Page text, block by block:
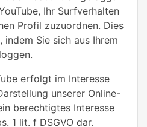
Ihr Surfverhalten
Profil zuzuordnen. Dies
indem Sie sich aus Ihrem
erfolgt im Interesse
unserer Online-
berechtigtes Interesse
1 lit. f DSGVO dar.